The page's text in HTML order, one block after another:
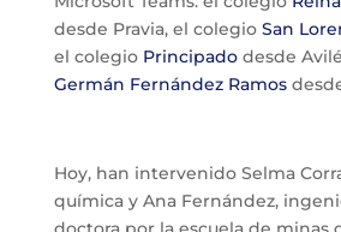
desde Pravia, el colegio San
el colegio Principadodesde
Germán Fernández Ramos
Hoy, han intervenido Selma
química y Ana Fernández,